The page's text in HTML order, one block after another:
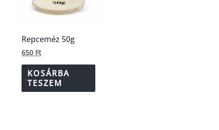
Repceméz 50g
650 Ft
KOSÁRBA
TESZEM